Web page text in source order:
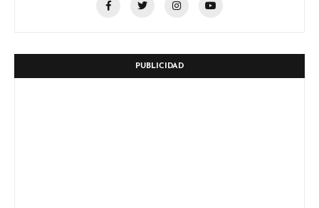
PUBLICIDAD